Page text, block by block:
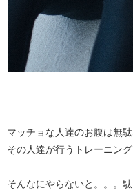
マッチョな人達のお腹は無
その人達が行うトレーニン
そんなにやらないと。。。